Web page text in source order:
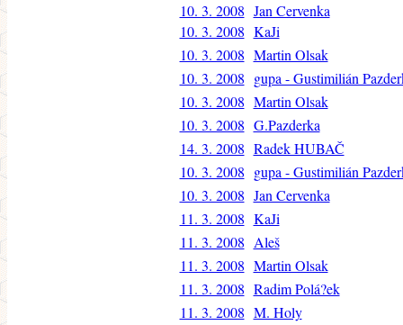
10. 3. 2008 Jan Cervenka
10. 3. 2008 KaJi
10. 3. 2008 Martin Olsak
10. 3. 2008 gupa - Gustimilián
10. 3. 2008 Martin Olsak
10. 3. 2008 G.Pazderka
14. 3. 2008 Radek HUBAČ
10. 3. 2008 gupa - Gustimilián
10. 3. 2008 Jan Cervenka
11. 3. 2008 KaJi
11. 3. 2008 Aleš
11. 3. 2008 Martin Olsak
11. 3. 2008 Radim Polá?ek
11. 3. 2008 M. Holy